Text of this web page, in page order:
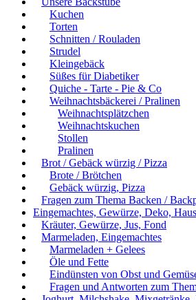
Kuchen
Torten
Schnitten / Rouladen
Strudel
Kleingebäck
Süßes für Diabetiker
Quiche - Tarte - Pie & Co
Weihnachtsbäckerei / Pralinen
Weihnachtsplätzchen
Weihnachtskuchen
Stollen
Pralinen
Brot / Gebäck würzig / Pizza
Brote / Brötchen
Gebäck würzig, Pizza
Fragen zum Thema Backen /
Eingemachtes, Gewürze, Deko,
Kräuter, Gewürze, Jus, Fond
Marmeladen, Eingemachtes
Marmeladen + Gelees
Öle und Fette
Eindünsten von Obst und
Fragen und Antworten zum